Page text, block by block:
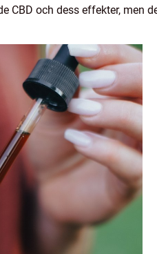
CBD och dess effekter, men